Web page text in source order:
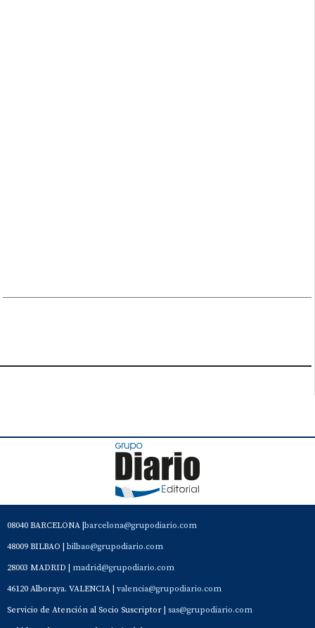
08040 BARCELONA | barcelona@grupodiario.com
48009 BILBAO | bilbao@grupodiario.com
28003 MADRID | madrid@grupodiario.com
46120 Alboraya. VALENCIA | valencia@grupodiario.com
Servicio de Atención al Socio Suscriptor | sas@grupodiario.com